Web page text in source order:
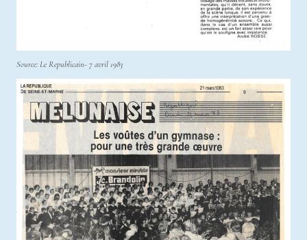
Source: Le Republicain- 7 avril 1983